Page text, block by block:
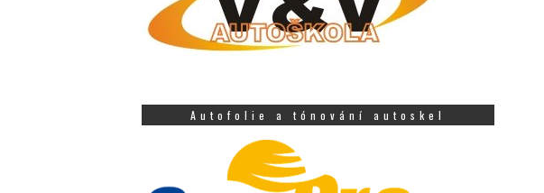
Autofolie a tónování autoskel